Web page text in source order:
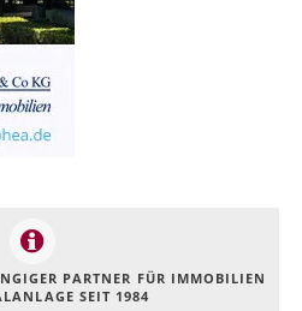
PARTNER FÜR IMMOBILIEN
SEIT 1984